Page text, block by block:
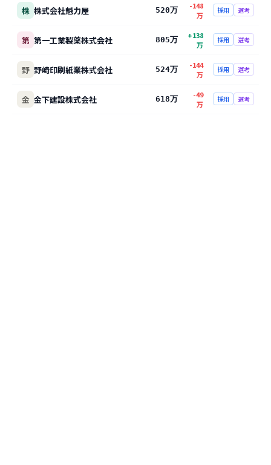
株 株式会社魁力屋 520万
-148
万
採用 選考
第 第一工業製薬株式会社 805万 +138
万
採用 選考
野 野崎印刷紙業株式会社 524万
-144
万
採用 選考
金 金下建設株式会社 618万
-49
万
採用 選考